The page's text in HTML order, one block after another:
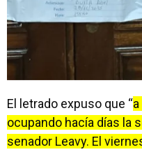
El letrado expuso que “
ocupando hacía días la
senador Leavy. El